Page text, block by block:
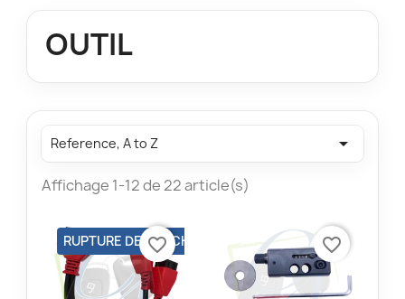
OUTIL
Reference, A to Z 
Affichage 1-12 de 22 article(s)
RUPTURE DE STOCK
favorite_border favorite_border